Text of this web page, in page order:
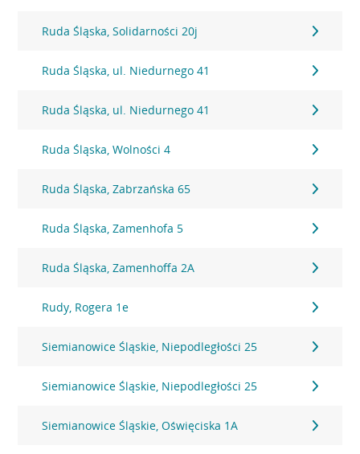
Ruda Śląska, Solidarności 20j
Ruda Śląska, ul. Niedurnego 41
Ruda Śląska, ul. Niedurnego 41
Ruda Śląska, Wolności 4
Ruda Śląska, Zabrzańska 65
Ruda Śląska, Zamenhofa 5
Ruda Śląska, Zamenhoffa 2A
Rudy, Rogera 1e
Siemianowice Śląskie, Niepodległości 25
Siemianowice Śląskie, Niepodległości 25
Siemianowice Śląskie, Oświęciska 1A